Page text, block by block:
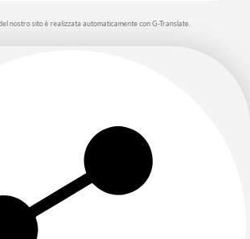
nostro sito è realizzata automaticamente con G-Translate.